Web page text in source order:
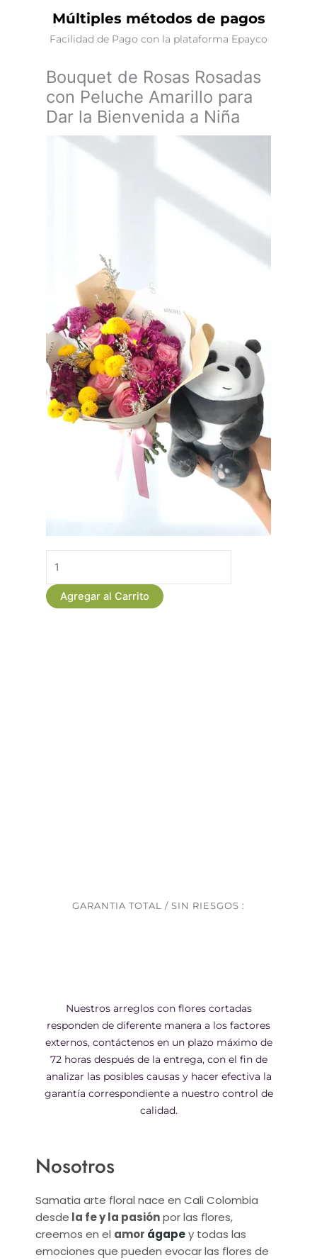
Múltiples métodos de pagos
Facilidad de Pago con la plataforma Epayco
Bouquet de Rosas Rosadas
con Peluche Amarillo para
Dar la Bienvenida a Niña
de
Rosas
Rosadas
Agregar al Carrito
GARANTIA TOTAL / SIN RIESGOS :
Nuestros arreglos con flores cortadas
responden de diferente manera a los factores
externos, contáctenos en un plazo máximo de
72 horas después de la entrega, con el fin de
analizar las posibles causas y hacer efectiva la
garantía correspondiente a nuestro control de
calidad.
Nosotros
Samatia arte floral nace en Cali Colombia
desde la fe y la pasiónpor las flores,
creemos en el amor ágapey todas las
emociones que pueden evocar las flores de